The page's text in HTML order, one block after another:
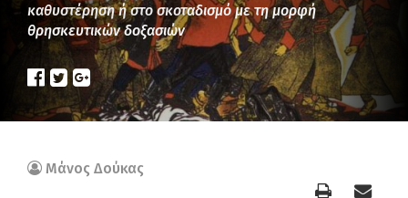
καθυστέρηση ή στο σκοταδισμό με τη μορφή
θρησκευτικών δοξασιών
Μάνος Δούκας